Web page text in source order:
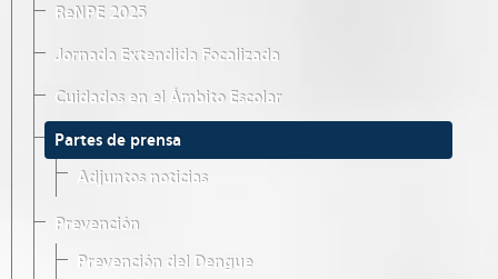
ReNPE 2025
Jornada Extendida Focalizada
Cuidados en el Ámbito Escolar
Partes de prensa
Adjuntos noticias
Prevención
Prevención del Dengue